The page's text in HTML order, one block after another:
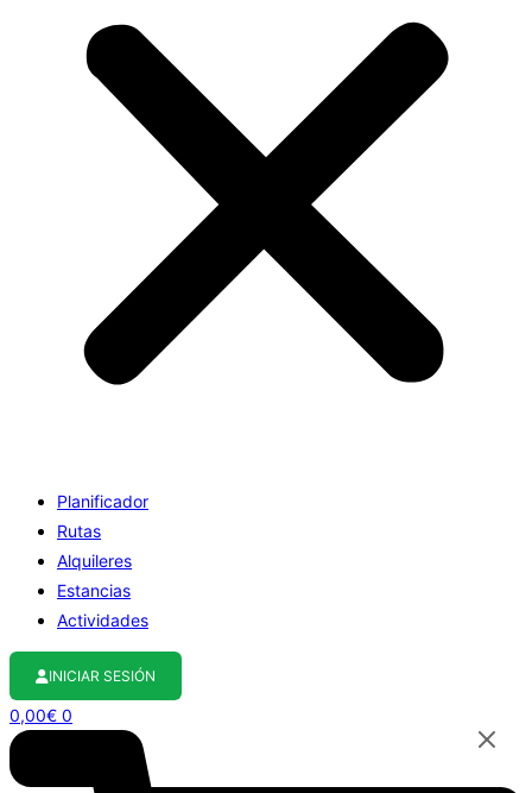
Planificador
Rutas
Alquileres
Estancias
Actividades
INICIAR SESIÓN
0,00€ 0